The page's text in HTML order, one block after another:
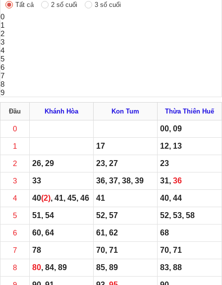
Tất cả 2 số cuối 3 số cuối
0
1
2
3
4
5
6
7
8
9
Đầu Khánh Hòa Kon Tum Thừa Thiên Huế
0 00, 09
1 17 12, 13
2 26, 29 23, 27 23
3 33 36, 37, 38, 39 31, 36
4 40(2), 41, 45, 46 41 40, 44
5 51, 54 52, 57 52, 53, 58
6 60, 64 61, 62 68
7 78 70, 71 70, 71
8 80, 84, 89 85, 89 83, 88